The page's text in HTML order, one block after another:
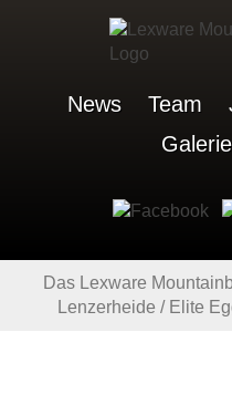
News Team
Galerie
Das Lexware
Lenzerheide / Elite